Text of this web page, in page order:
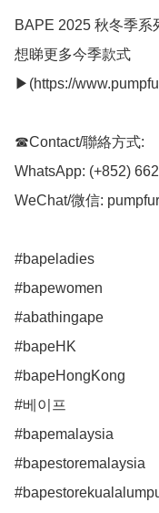
BAPE 2025 秋冬季系
想睇更多今季款式
▶(https://
☎Contact/聯絡方式:
WhatsApp: (+852)
WeChat/微信:
#bapeladies
#bapewomen
#abathingape
#bapeHK
#bapeHongKong
#베이프
#bapemalaysia
#bapestoremalaysia